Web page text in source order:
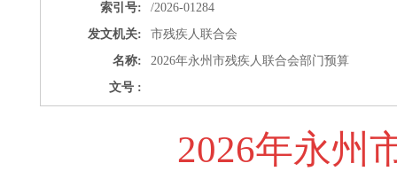
索引号:
/2026-01284
发文机关:
市残疾人联合会
名称:
2026年永州市残疾人联合会部门预算
文号 :
2026年永州